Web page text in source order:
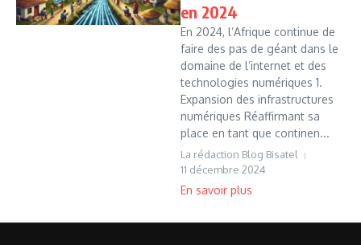
en 2024
En 2024, l’Afrique continue de
faire des pas de géant dans le
domaine de l’internet et des
technologies numériques 1.
Expansion des infrastructures
numériques Réaffirmant sa
place en tant que continen...
La rédaction Blog Bisatel
11 décembre 2024